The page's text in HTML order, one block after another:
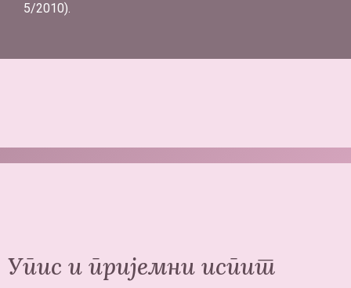
5/2010).
Упис и пријемни испит​